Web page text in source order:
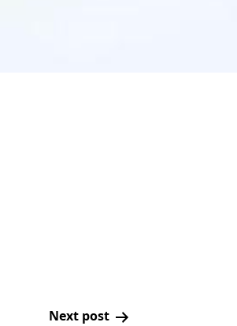
Next post